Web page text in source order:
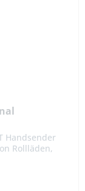
Handsender
Rollläden,